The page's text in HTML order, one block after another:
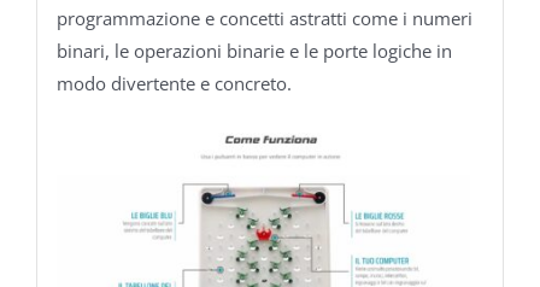
programmazione e concetti astratti come i numeri
binari, le operazioni binarie e le porte logiche in
modo divertente e concreto.